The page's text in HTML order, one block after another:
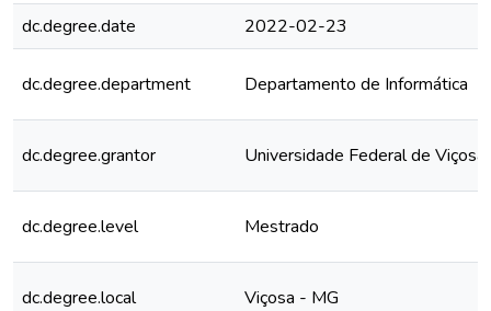
dc.degree.date
2022-02-23
dc.degree.department Departamento de Informática
dc.degree.grantor Universidade Federal de Viçosa
dc.degree.level Mestrado
dc.degree.local Viçosa - MG